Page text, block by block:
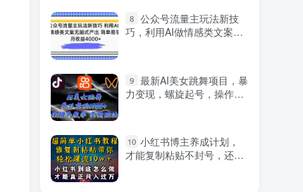
8 公众号流量主玩法新技
巧，利用AI做情感类文案无
9 最新AI美女跳舞项目，暴
力变现，螺旋起号，操作简
10 小红书博主养成计划，
才能复制粘贴不封号，还能